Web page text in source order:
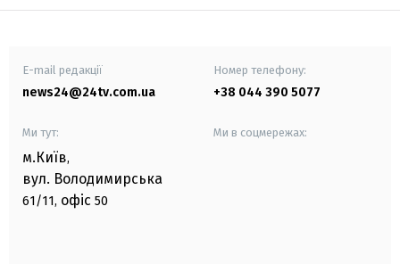
E-mail редакції
news24@24tv.com.ua
Номер телефону:
+38 044 390 5077
Ми тут:
м.Київ,
вул. Володимирська
61/11, офіс 50
Ми в соцмережах: